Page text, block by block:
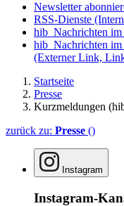
Newsletter
RSS-Dienste
hib_Nachrichten
hib_Nachrichten
(Externer Link,
Startseite
Presse
Kurzmeldungen
zurück zu: Presse ()
Instagram
Instagram-